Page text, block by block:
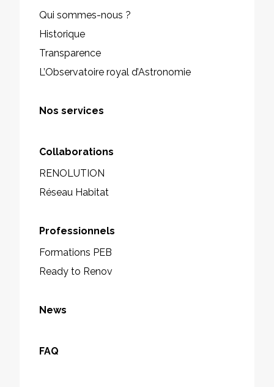
Qui sommes-nous ?
Historique
Transparence
L’Observatoire royal d’Astronomie
Nos services
Collaborations
RENOLUTION
Réseau Habitat
Professionnels
Formations PEB
Ready to Renov
News
FAQ